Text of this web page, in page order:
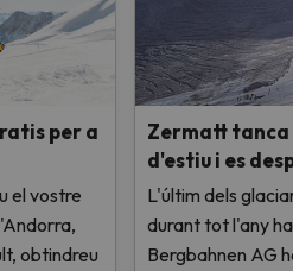
per a
el vostre
obtindreu
Zermatt tanca
d'estiu i es
L'últim dels
durant tot l'any
Bergbahnen AG